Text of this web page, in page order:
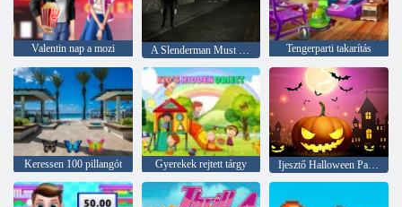
Valentin nap a mozi Tengerparti takarítás
Keressen 100 pillangót Gyerekek rejtett tárgy Ijesztő Halloween Party